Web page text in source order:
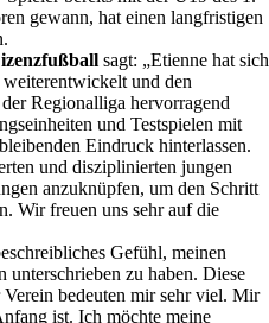
gewann, hat einen langfristigen
sagt: „Etienne hat sich
und den
Regionalliga hervorragend
und Testspielen mit
Eindruck hinterlassen.
und disziplinierten jungen
anzuknüpfen, um den Schritt
Wir freuen uns sehr auf die
Gefühl, meinen
zu haben. Diese
bedeuten mir sehr viel. Mir
ist. Ich möchte meine